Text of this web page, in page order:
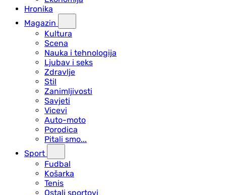
Hronika
Magazin
Kultura
Scena
Nauka i tehnologija
Ljubav i seks
Zdravlje
Stil
Zanimljivosti
Savjeti
Vicevi
Auto-moto
Porodica
Pitali smo...
Sport
Fudbal
Košarka
Tenis
Ostali sportovi